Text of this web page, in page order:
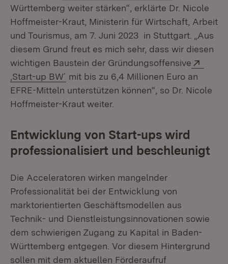
Württemberg weiter stärken“, erklärte Dr. Nicole
Hoffmeister-Kraut, Ministerin für Wirtschaft, Arbeit
und Tourismus, am 7. Juni 2023 in Stuttgart. „Aus
diesem Grund freut es mich sehr, dass wir diesen
wichtigen Baustein der Gründungsoffensive
‚Start-up BW´ (Öffnet in neuem Fenster)
mit bis zu 6,4 Millionen Euro an
EFRE-Mitteln unterstützen können“, so Dr. Nicole
Hoffmeister-Kraut weiter.
Entwicklung von Start-ups wird
professionalisiert und beschleunigt
Die Acceleratoren wirken mangelnder
Professionalität bei der Entwicklung von
marktorientierten Geschäftsmodellen aus
Technik- und Dienstleistungsinnovationen sowie
dem schwierigen Zugang zu Kapital in Baden-
Württemberg entgegen. Vor diesem Hintergrund
sollen mit dem aktuellen Förderaufruf